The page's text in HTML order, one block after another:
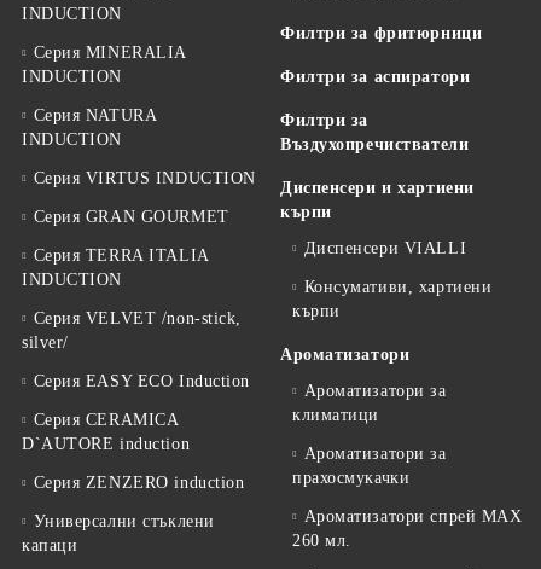
INDUCTION
Серия MINERALIA
INDUCTION
Серия NATURA
INDUCTION
Серия VIRTUS INDUCTION
Серия GRAN GOURMET
Серия TERRA ITALIA
INDUCTION
Серия VELVET /non-stick,
silver/
Серия EASY ECO Induction
Серия CERAMICA
D`AUTORE induction
Серия ZENZERO induction
Универсални стъклени
капаци
Филтри за фритюрници
Филтри за аспиратори
Филтри за
Въздухопречистватели
Диспенсери и хартиени
кърпи
Диспенсери VIALLI
Консумативи, хартиени
кърпи
Ароматизатори
Ароматизатори за
климатици
Ароматизатори за
прахосмукачки
Ароматизатори спрей MAX
260 мл.